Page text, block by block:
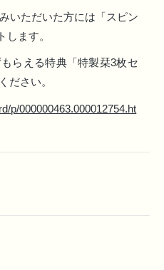
いただいた方には「スピン
します。
らえる特典「特製栞3枚セ
ださい。
p/000000463.000012754.ht